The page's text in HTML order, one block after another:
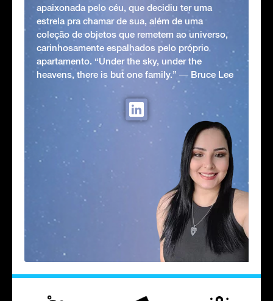
apaixonada pelo céu, que decidiu ter uma
estrela pra chamar de sua, além de uma
coleção de objetos que remetem ao universo,
carinhosamente espalhados pelo próprio
apartamento. “Under the sky, under the
heavens, there is but one family.” ― Bruce Lee